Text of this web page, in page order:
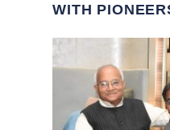
WITH